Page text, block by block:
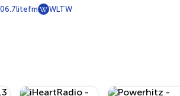
WLTW